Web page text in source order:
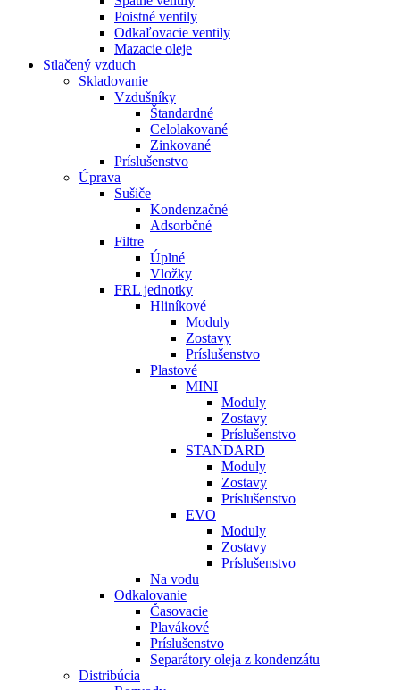
Poistné ventily
Odkaľovacie ventily
Mazacie oleje
Stlačený vzduch
Skladovanie
Vzdušníky
Štandardné
Celolakované
Zinkované
Príslušenstvo
Úprava
Sušiče
Kondenzačné
Adsorbčné
Filtre
Úplné
Vložky
FRL jednotky
Hliníkové
Moduly
Zostavy
Príslušenstvo
Plastové
MINI
Moduly
Zostavy
Príslušenstvo
STANDARD
Moduly
Zostavy
Príslušenstvo
EVO
Moduly
Zostavy
Príslušenstvo
Na vodu
Odkalovanie
Časovacie
Plavákové
Príslušenstvo
Separátory oleja z kondenzátu
Distribúcia